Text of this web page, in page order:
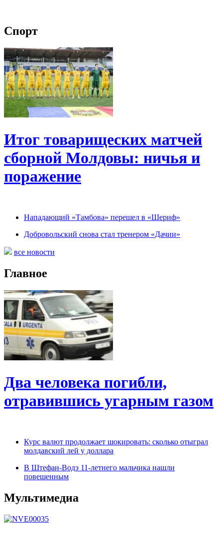
Спорт
Итог товарищеских матчей
сборной Молдовы: ничья и
поражение
Нападающий «Тамбова» перешел в «Шериф»
Добровольский снова стал тренером «Дачии»
все новости
Главное
Два человека погибли,
отравившись угарным газом
Курс валют продолжает шокировать: сколько отыграл
молдавский лей у доллара
В Штефан-Водэ 11-летнего мальчика нашли
повешенным
Мультимедиа